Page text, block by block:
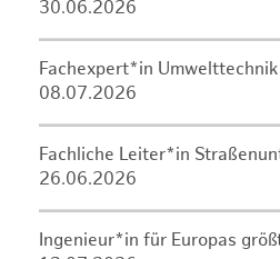
30.06.2026
Fachexpert*in Umwelttechnik
08.07.2026
Fachliche Leiter*in
26.06.2026
Ingenieur*in für Europas